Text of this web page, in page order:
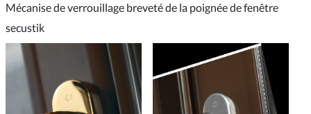
Mécanise de verrouillage breveté de la poignée de fenêtre
secustik